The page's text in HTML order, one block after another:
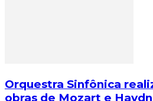
Orquestra Sinfônica
obras de Mozart e